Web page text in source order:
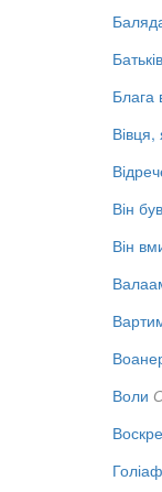
Блага
Вівця,
Він
Він
Воли